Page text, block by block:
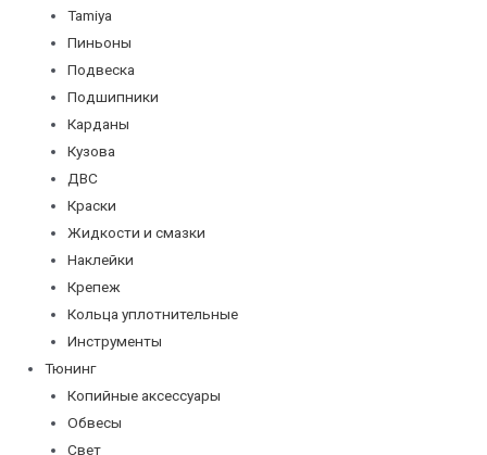
Tamiya
Пиньоны
Подвеска
Подшипники
Карданы
Кузова
ДВС
Краски
Жидкости и смазки
Наклейки
Крепеж
Кольца уплотнительные
Инструменты
Тюнинг
Копийные аксессуары
Обвесы
Свет